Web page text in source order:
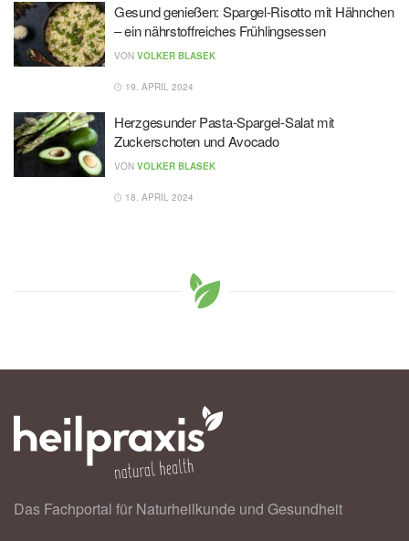
Gesund genießen: Spargel-Risotto mit Hähnchen
– ein nährstoffreiches Frühlingsessen
VON VOLKER BLASEK
19. APRIL 2024
Herzgesunder Pasta-Spargel-Salat mit
Zuckerschoten und Avocado
VON VOLKER BLASEK
18. APRIL 2024
Das Fachportal für Naturheilkunde und Gesundheit